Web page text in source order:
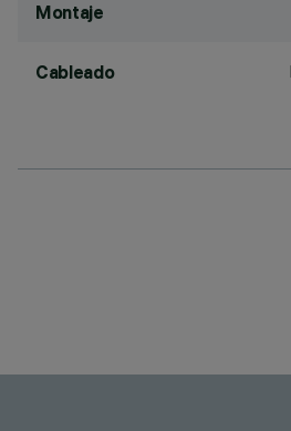
Montaje
Cableado